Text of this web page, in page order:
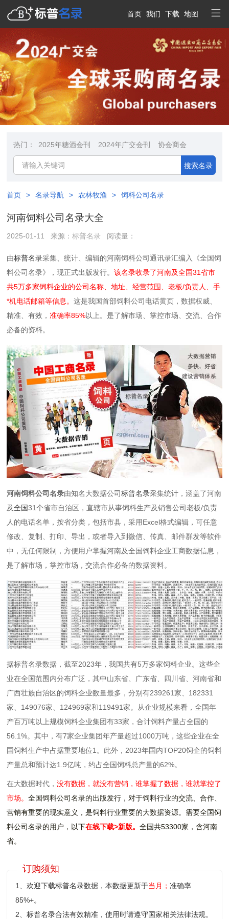
首页 我们 下载 地图
热门： 2025年糖酒会刊 2024年广交会刊 协会商会
搜索名录
首页 > 名录导航 > 农林牧渔 > 饲料公司名录
河南饲料公司名录大全
2025-01-11 来源：标普名录 阅读量：
由标普名录采集、统计、编辑的河南饲料公司通讯录汇编入《全国饲
料公司名录》，现正式出版发行。该名录收录了河南及全国31省市
共5万多家饲料企业的公司名称、地址、经营范围、老板/负责人、手
*机电话邮箱等信息。这是我国首部饲料公司电话黄页，数据权威、
精准、有效，准确率85%以上。是了解市场、掌控市场、交流、合作
必备的资料。
河南饲料公司名录由知名大数据公司标普名录采集统计，涵盖了河南
及全国31个省市自治区，直辖市从事饲料生产及销售公司老板/负责
人的电话名单，按省分类，包括市县，采用Excel格式编辑，可任意
修改、复制、打印、导出，或者导入到微信、传真、邮件群发等软件
中，无任何限制，方便用户掌握河南及全国饲料企业工商数据信息，
是了解市场，掌控市场，交流合作必备的数据资料。
据标普名录数据，‌截至2023年，我国共有5万多家饲料企业。这些企
业在全国范围内分布广泛，其中山东省、广东省、四川省、河南省和
广西壮族自治区的饲料企业数量最多，分别有239261家、182331
家、149076家、124969家和119491家。从企业规模来看，全国年
产百万吨以上规模饲料企业集团有33家，合计饲料产量占全国的
56.1%。其中，有7家企业集团年产量超过1000万吨，这些企业在全
国饲料生产中占据重要地位‌1。此外，2023年国内TOP20饲企的饲料
产量总和预计达1.9亿吨，约占全国饲料总产量的62%。
在大数据时代，没有数据，就没有营销，谁掌握了数据，谁就掌控了
市场。全国饲料公司名录的出版发行，对于饲料行业的交流、合作、
营销有重要的现实意义，是饲料行业重要的大数据资源。需要全国饲
料公司名录的用户，以下在线下载>新版。全国共53300家，含河南
省。
订购须知
1、欢迎下载标普名录数据，本数据更新于当月；准确率
85%+。
2、标普名录合法有效精准，使用时请遵守国家相关法律法规。